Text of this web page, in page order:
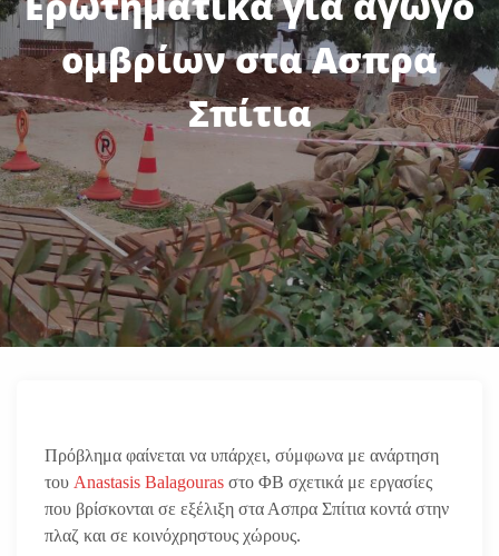
ομβρίων στα Ασπρα
Σπίτια
Πρόβλημα φαίνεται να υπάρχει, σύμφωνα με ανάρτηση
του Anastasis Balagouras στο ΦΒ σχετικά με εργασίες
που βρίσκονται σε εξέλιξη στα Ασπρα Σπίτια κοντά στην
πλαζ και σε κοινόχρηστους χώρους.